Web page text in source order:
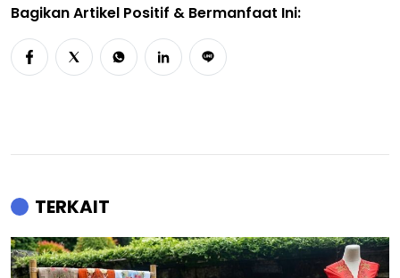
Bagikan Artikel Positif & Bermanfaat Ini:
TERKAIT